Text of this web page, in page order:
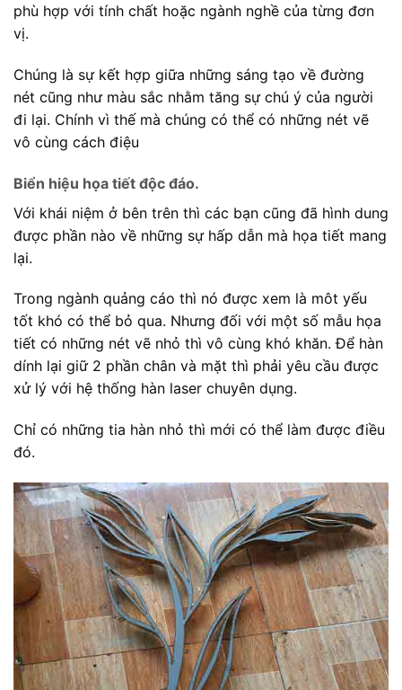
phù hợp với tính chất hoặc ngành nghề của từng đơn
vị.
Chúng là sự kết hợp giữa những sáng tạo về đường
nét cũng như màu sắc nhằm tăng sự chú ý của người
đi lại. Chính vì thế mà chúng có thể có những nét vẽ
vô cùng cách điệu
Biển hiệu họa tiết độc đáo.
Với khái niệm ở bên trên thì các bạn cũng đã hình dung
được phần nào về những sự hấp dẫn mà họa tiết mang
lại.
Trong ngành quảng cáo thì nó được xem là môt yếu
tốt khó có thể bỏ qua. Nhưng đối với một số mẫu họa
tiết có những nét vẽ nhỏ thì vô cùng khó khăn. Để hàn
dính lại giữ 2 phần chân và mặt thì phải yêu cầu được
xử lý với hệ thống hàn laser chuyên dụng.
Chỉ có những tia hàn nhỏ thì mới có thể làm được điều
đó.